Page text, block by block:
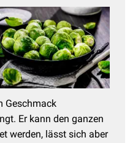
Geschmack
Er kann den ganzen
werden, lässt sich aber